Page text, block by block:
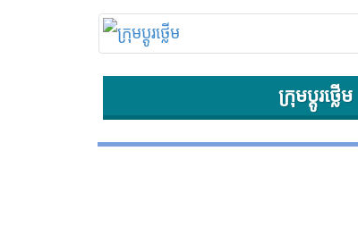
ក្រុមប្តូរថ្លើម